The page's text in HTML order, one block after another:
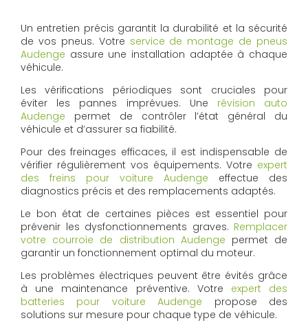
Un entretien précis garantit la durabilité et la sécurité
de vos pneus. Votre service de montage de pneus
Audenge assure une installation adaptée à chaque
véhicule.
Les vérifications périodiques sont cruciales pour
éviter les pannes imprévues. Une révision auto
Audenge permet de contrôler l’état général du
véhicule et d’assurer sa fiabilité.
Pour des freinages efficaces, il est indispensable de
vérifier régulièrement vos équipements. Votre expert
des freins pour voiture Audenge effectue des
diagnostics précis et des remplacements adaptés.
Le bon état de certaines pièces est essentiel pour
prévenir les dysfonctionnements graves. Remplacer
votre courroie de distribution Audenge permet de
garantir un fonctionnement optimal du moteur.
Les problèmes électriques peuvent être évités grâce
à une maintenance préventive. Votre expert des
batteries pour voiture Audenge propose des
solutions sur mesure pour chaque type de véhicule.